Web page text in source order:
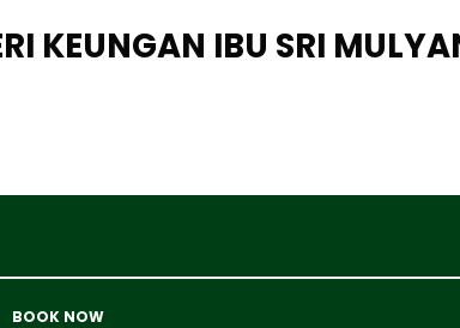
KEUNGAN IBU SRI
BOOK NOW